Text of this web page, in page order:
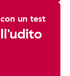
un test